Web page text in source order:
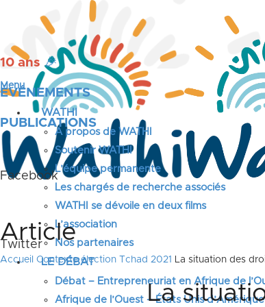
10 ans 🎉
ÉVÉNEMENTS
PUBLICATIONS
Facebook
Twitter
Menu
WATHI
A propos de WATHI
Soutenir WATHI
L’équipe permanente
Les chargés de recherche associés
WATHI se dévoile en deux films
L’association
Nos partenaires
LE DÉBAT
Débat – Entrepreneuriat en Afrique de
Afrique de l’Ouest – États Unis d’Amérique
Article
Accueil Contexte élection Tchad 2021 La situation des
La